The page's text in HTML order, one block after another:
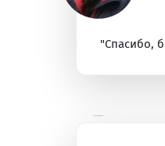
"Спасибо,